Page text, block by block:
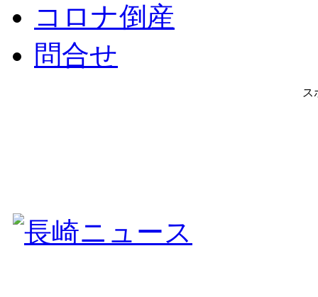
コロナ倒産
問合せ
ス